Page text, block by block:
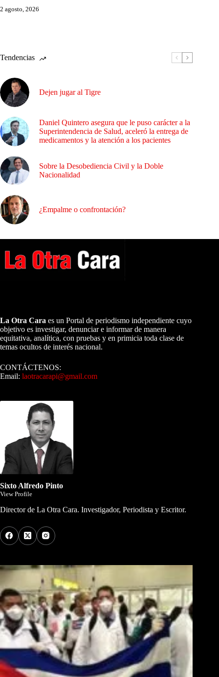
2 agosto, 2026
Tendencias
Dejen jugar al Tigre
Daniel Quintero asegura que le puso carácter a la
Superintendencia de Salud, aceleró la entrega de
medicamentos y la atención a los pacientes
Sobre la Desobediencia Civil y la Doble
Nacionalidad
¿Empalme o confrontación?
La Otra Cara es un Portal de periodismo independiente cuyo
objetivo es investigar, denunciar e informar de manera
equitativa, analítica, con pruebas y en primicia toda clase de
temas ocultos de interés nacional.
CONTÁCTENOS:
Email: laotracarapi@gmail.com
Sixto Alfredo Pinto
View Profile
Director de La Otra Cara. Investigador, Periodista y Escritor.